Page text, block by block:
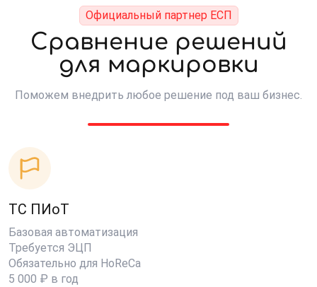
Официальный партнер ЕСП
Сравнение решений
для маркировки
Поможем внедрить любое решение под ваш бизнес.
ТС ПИоТ
Базовая автоматизация
Требуется ЭЦП
Обязательно для HoReCa
5 000 ₽ в год